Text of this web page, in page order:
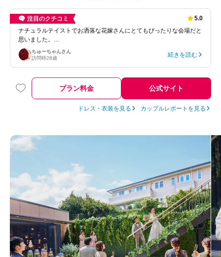
注目のクチコミ
5.0
ナチュラルテイストでお洒落な花嫁さんにとてもぴったりな会場だと
思いました。…
ちゅーちゃんさん
訪問時28歳 続きを読む
プラン料金 公式サイト
ドレス・衣装を見る カップルレポートを見る